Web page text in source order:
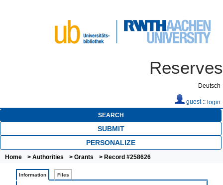
Reserves
Deutsch
guest :: login
SEARCH
SUBMIT
PERSONALIZE
Home > Authorities > Grants > Record #258626
Information Files